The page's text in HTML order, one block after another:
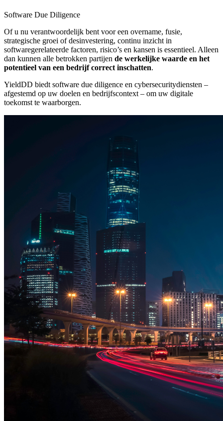
Software Due Diligence
Of u nu verantwoordelijk bent voor een overname, fusie,
strategische groei of desinvestering, continu inzicht in
softwaregerelateerde factoren, risico’s en kansen is essentieel. Alleen
dan kunnen alle betrokken partijen de werkelijke waarde en het
potentieel van een bedrijf correct inschatten.
YieldDD biedt software due diligence en cybersecuritydiensten –
afgestemd op uw doelen en bedrijfscontext – om uw digitale
toekomst te waarborgen.